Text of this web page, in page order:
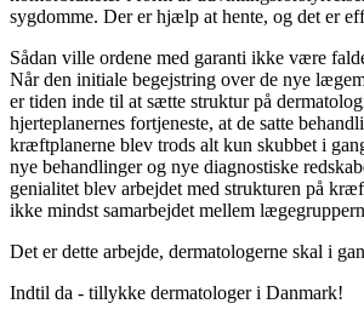
sygdomme. Der er hjælp at hente, og det er
Sådan ville ordene med garanti ikke være
Når den initiale begejstring over de nye
er tiden inde til at sætte struktur på
hjerteplanernes fortjeneste, at de satte
kræftplanerne blev trods alt kun skubbet i
nye behandlinger og nye diagnostiske
genialitet blev arbejdet med strukturen på
ikke mindst samarbejdet mellem
Det er dette arbejde, dermatologerne skal i
Indtil da - tillykke dermatologer i Danmark!